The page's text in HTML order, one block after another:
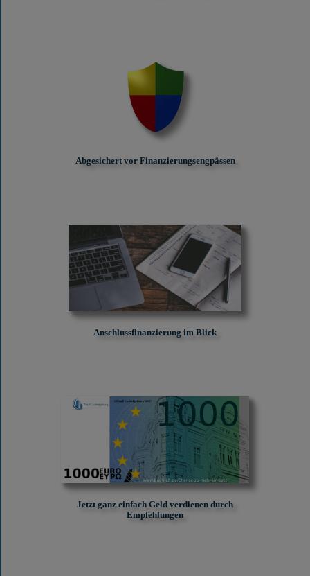
Abgesichert vor Finanzierungs­engpässen
Anschlussfinanzierung im Blick
Jetzt ganz einfach Geld verdienen durch
Empfehlungen